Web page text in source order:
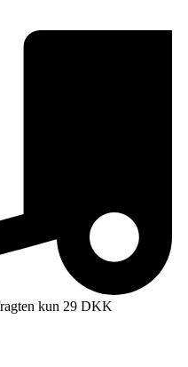
kun 29 DKK